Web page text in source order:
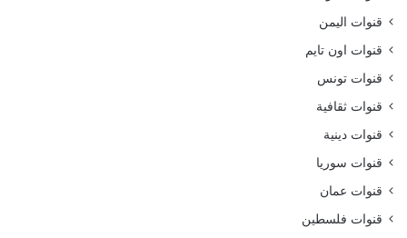
قنوات اليمن
قنوات اون تايم
قنوات تونس
قنوات ثقافية
قنوات دينية
قنوات سوريا
قنوات عمان
قنوات فلسطين